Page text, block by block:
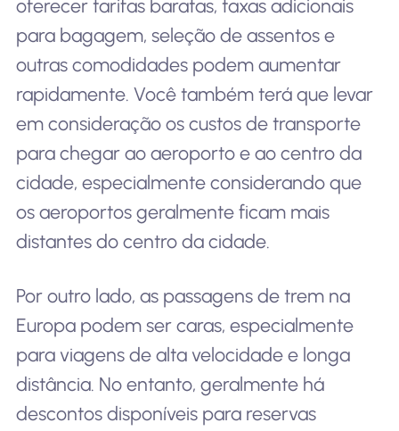
oferecer tarifas baratas, taxas adicionais
para bagagem, seleção de assentos e
outras comodidades podem aumentar
rapidamente. Você também terá que levar
em consideração os custos de transporte
para chegar ao aeroporto e ao centro da
cidade, especialmente considerando que
os aeroportos geralmente ficam mais
distantes do centro da cidade.
Por outro lado, as passagens de trem na
Europa podem ser caras, especialmente
para viagens de alta velocidade e longa
distância. No entanto, geralmente há
descontos disponíveis para reservas